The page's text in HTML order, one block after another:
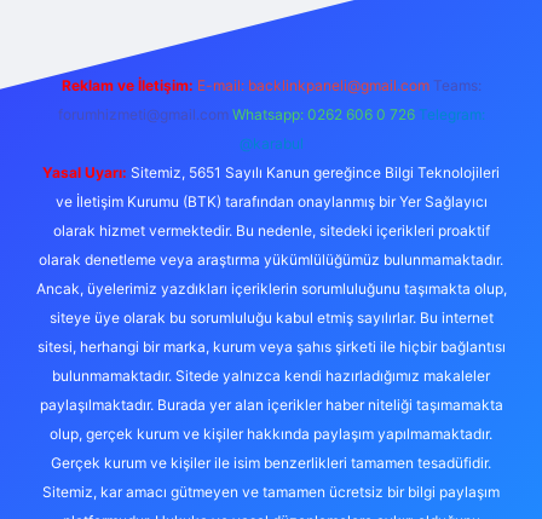
Reklam ve İletişim: E-mail: backlinkpaneli@gmail.com Teams:
forumhizmeti@gmail.com Whatsapp: 0262 606 0 726 Telegram:
@karabul
Yasal Uyarı: Sitemiz, 5651 Sayılı Kanun gereğince Bilgi Teknolojileri
ve İletişim Kurumu (BTK) tarafından onaylanmış bir Yer Sağlayıcı
olarak hizmet vermektedir. Bu nedenle, sitedeki içerikleri proaktif
olarak denetleme veya araştırma yükümlülüğümüz bulunmamaktadır.
Ancak, üyelerimiz yazdıkları içeriklerin sorumluluğunu taşımakta olup,
siteye üye olarak bu sorumluluğu kabul etmiş sayılırlar. Bu internet
sitesi, herhangi bir marka, kurum veya şahıs şirketi ile hiçbir bağlantısı
bulunmamaktadır. Sitede yalnızca kendi hazırladığımız makaleler
paylaşılmaktadır. Burada yer alan içerikler haber niteliği taşımamakta
olup, gerçek kurum ve kişiler hakkında paylaşım yapılmamaktadır.
Gerçek kurum ve kişiler ile isim benzerlikleri tamamen tesadüfidir.
Sitemiz, kar amacı gütmeyen ve tamamen ücretsiz bir bilgi paylaşım